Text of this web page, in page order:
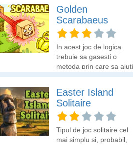
Golden
Scarabaeus
In acest joc de logica
trebuie sa gasesti o
metoda prin care sa ajuti
cubul sa colecteze
Easter Island
Solitaire
Tipul de joc solitaire cel
mai simplu si, probabil,